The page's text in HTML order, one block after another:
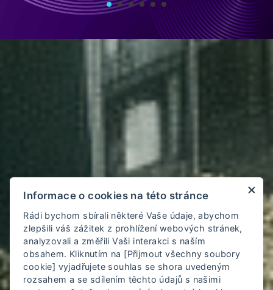
Informace o cookies na této stránce
Rádi bychom sbírali některé Vaše údaje, abychom
zlepšili váš zážitek z prohlížení webových stránek,
analyzovali a změřili Vaši interakci s naším
obsahem. Kliknutím na [Přijmout všechny soubory
cookie] vyjadřujete souhlas se shora uvedeným
rozsahem a se sdílením těchto údajů s našimi